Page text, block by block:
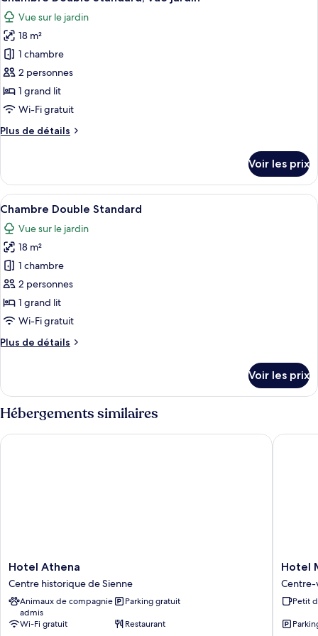
chambre
Chambre
Double
Supérieure
toutes
les
photos
pour
ce
type
de
chambre :
Chambre
vue
jardin
Vue sur le jardin
18 m²
1 chambre
2 personnes
1 grand lit
Wi-Fi gratuit
Plus de détails
Plus
le
type
de
chambre
Chambre
Double
Standard,
vue
jardin
Voir les prix
Afficher
toutes
les
photos
pour
ce
type
de
chambre :
Chambre
Une chambre à coucher avec un lit,
5
Chambre Double Standard
Vue sur le jardin
18 m²
1 chambre
2 personnes
1 grand lit
Wi-Fi gratuit
Plus de détails
Plus
le
type
de
chambre
Chambre
Voir les prix
Hébergements similaires
Hotel
Athena
Centre
historique
Sienne
Hotel Athena
Centre historique de Sienne
Animaux de compagnie
admis
Parking gratuit
Wi-Fi gratuit
Restaurant
Hotel Athena
Hotel
Minerva
Centre-
ville
Sienne
Hotel
Centre-
Petit
Hotel